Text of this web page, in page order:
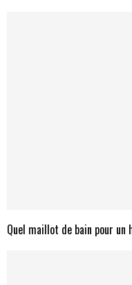
Quel maillot de bain pour un